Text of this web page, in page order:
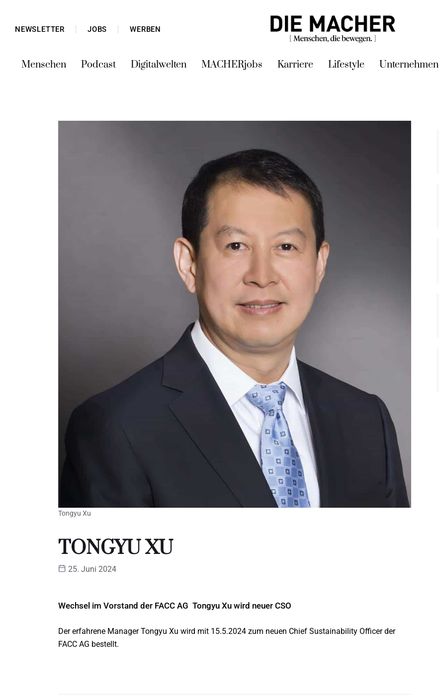
NEWSLETTER JOBS WERBEN
Menschen Podcast Digitalwelten MACHERjobs Karriere Lifestyle Unternehmen
Tongyu Xu
TONGYU XU
25. Juni 2024
Wechsel im Vorstand der FACC AG Tongyu Xu wird neuer CSO
Der erfahrene Manager Tongyu Xu wird mit 15.5.2024 zum neuen Chief Sustainability Officer der
FACC AG bestellt.